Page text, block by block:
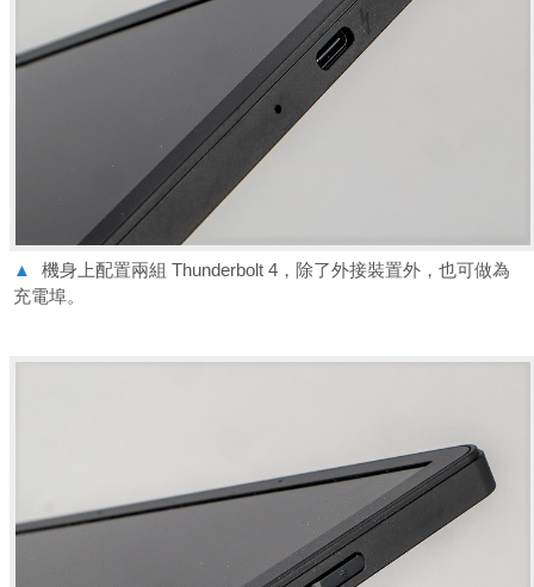
▲
機身上配置兩組 Thunderbolt 4，除了外接裝置外，也可做為
充電埠。